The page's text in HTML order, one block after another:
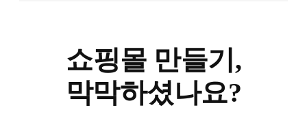
쇼핑몰 만들기,
막막하셨나요?